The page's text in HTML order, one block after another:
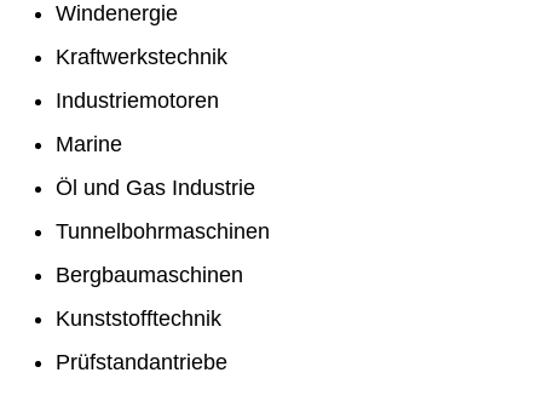
Windenergie
Kraftwerkstechnik
Industriemotoren
Marine
Öl und Gas Industrie
Tunnelbohrmaschinen
Bergbaumaschinen
Kunststofftechnik
Prüfstandantriebe